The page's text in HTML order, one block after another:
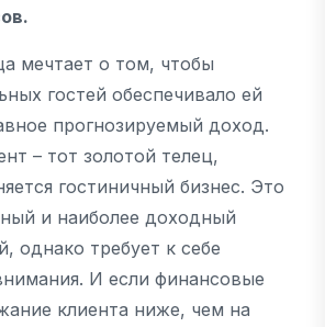
мечтает о том, чтобы
гостей обеспечивало ей
прогнозируемый доход.
– тот золотой телец,
гостиничный бизнес. Это
и наиболее доходный
однако требует к себе
И если финансовые
клиента ниже, чем на